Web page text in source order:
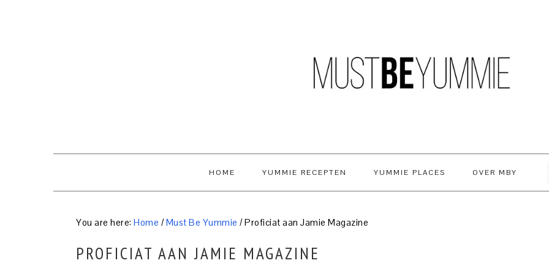
HOME YUMMIE RECEPTEN YUMMIE PLACES OVER MBY
You are here: Home / Must Be Yummie /Proficiat aan Jamie Magazine
PROFICIAT AAN JAMIE MAGAZINE